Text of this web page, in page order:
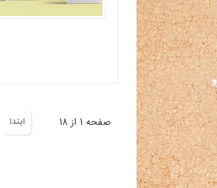
صفحه 1 از 18 ابتدا